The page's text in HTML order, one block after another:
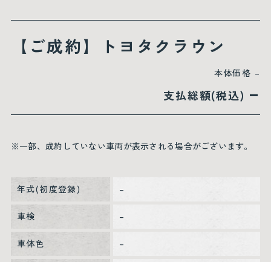
【ご成約】トヨタクラウン
本体価格 –
支払総額(税込) –
※一部、成約していない車両が表示される場合がございます。
年式(初度登録) –
車検 –
車体色 –